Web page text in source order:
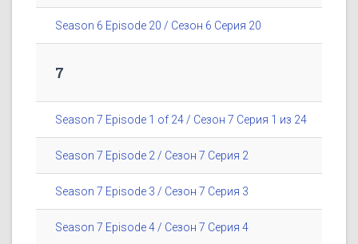
Season 6 Episode 20 / Сезон 6 Серия 20
7
Season 7 Episode 1 of 24 / Сезон 7 Серия 1 из 24
Season 7 Episode 2 / Сезон 7 Серия 2
Season 7 Episode 3 / Сезон 7 Серия 3
Season 7 Episode 4 / Сезон 7 Серия 4